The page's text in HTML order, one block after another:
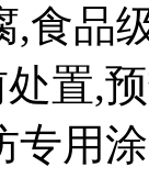
,食品
置,
专用